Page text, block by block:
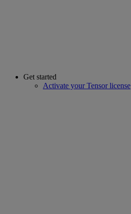
Get started
Activate your Tensor license